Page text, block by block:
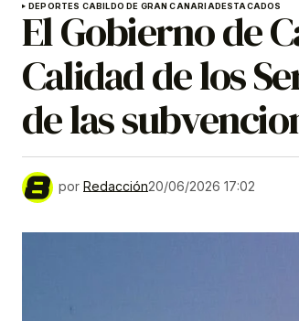
DEPORTES CABILDO DE GRAN CANARIADESTACADOS
El Gobierno de
Calidad de los
de las
por Redacción20/06/2026 17:02